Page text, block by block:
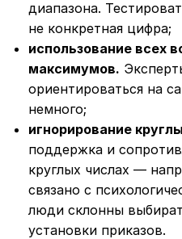
диапазона.
не конкретная цифра;
использование всех
максимумов.
ориентироваться на
немного;
игнорирование
поддержка и
круглых числах ―
связано с
люди склонны
установки приказов.